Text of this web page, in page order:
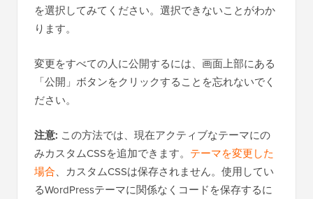
を選択してみてください。選択できないことがわか
ります。
変更をすべての人に公開するには、画面上部にある
「公開」ボタンをクリックすることを忘れないでく
ださい。
注意: この方法では、現在アクティブなテーマにの
みカスタムCSSを追加できます。 テーマを変更した
場合、カスタムCSSは保存されません。使用してい
るWordPressテーマに関係なくコードを保存するに